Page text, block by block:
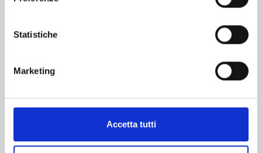
Statistiche
Marketing
Accetta tutti